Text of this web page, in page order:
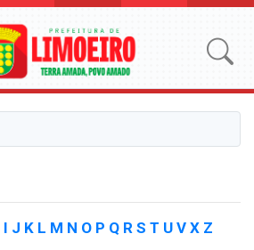
I J K L M N O P Q R S T U V X Z